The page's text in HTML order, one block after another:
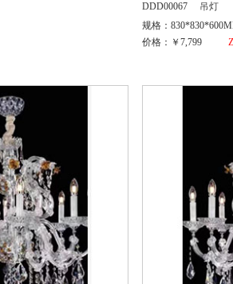
DDD00067
吊灯
规格：
价格：￥7,799